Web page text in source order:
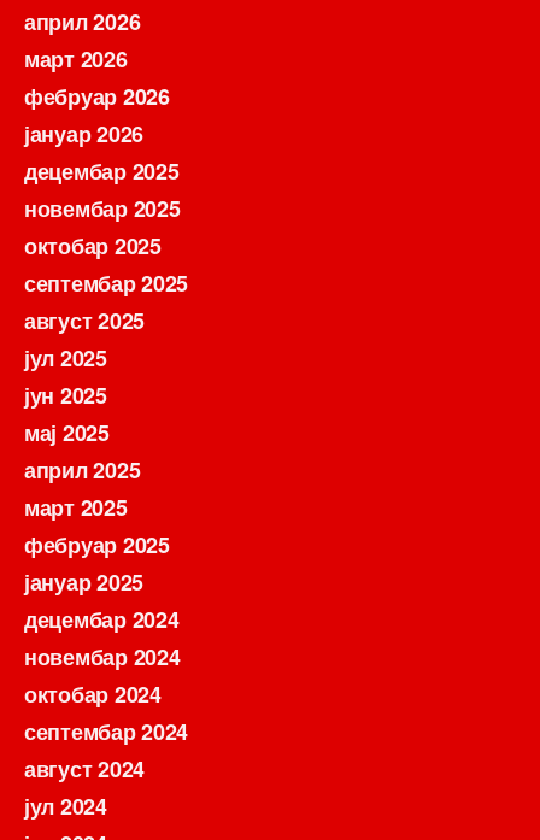
април 2026
март 2026
фебруар 2026
јануар 2026
децембар 2025
новембар 2025
октобар 2025
септембар 2025
август 2025
јул 2025
јун 2025
мај 2025
април 2025
март 2025
фебруар 2025
јануар 2025
децембар 2024
новембар 2024
октобар 2024
септембар 2024
август 2024
јул 2024